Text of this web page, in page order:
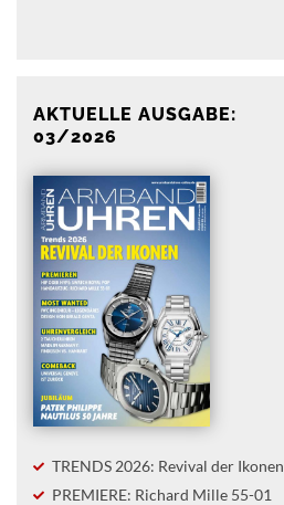
AKTUELLE AUSGABE:
03/2026
TRENDS 2026: Revival der Ikonen
PREMIERE: Richard Mille 55-01